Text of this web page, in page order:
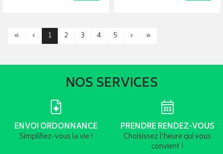
« ‹ 1 2 3 4 5 › »
NOS SERVICES
ENVOI ORDONNANCE
Simplifiez-vous la vie !
PRENDRE RENDEZ-VOUS
Choisissez l’heure qui vous
convient !